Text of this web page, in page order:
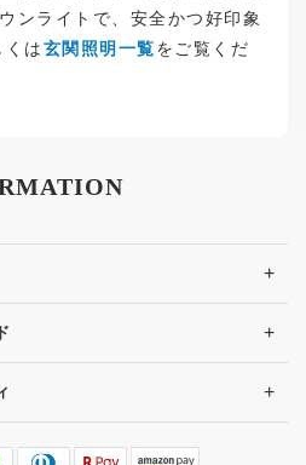
ンライトで、安全かつ好印象
は玄関照明一覧をご覧くだ
+
+
+